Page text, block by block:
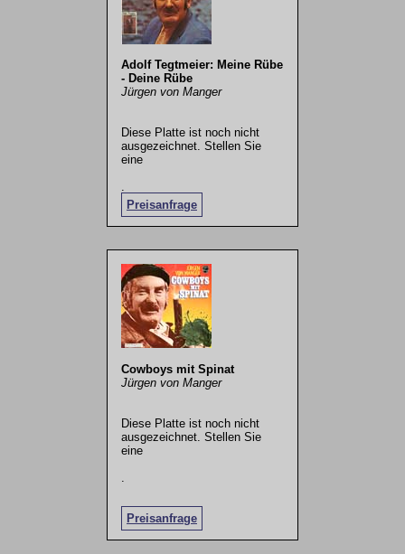
Adolf Tegtmeier: Meine Rübe
- Deine Rübe
Jürgen von Manger
Diese Platte ist noch nicht
ausgezeichnet. Stellen Sie
eine
Preisanfrage
.
Cowboys mit Spinat
Jürgen von Manger
Diese Platte ist noch nicht
ausgezeichnet. Stellen Sie
eine
Preisanfrage